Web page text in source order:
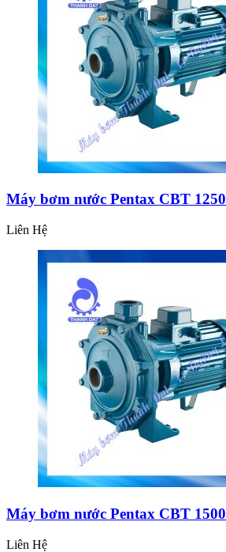
Máy bơm nước Pentax CBT 1250
Liên Hệ
Máy bơm nước Pentax CBT 1500
Liên Hệ